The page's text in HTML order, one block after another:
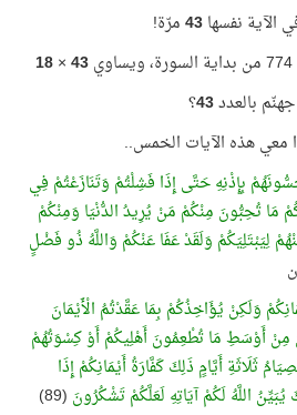
الآية نفسها43مرّة!
43
×
18
بالعدد43؟
معي هذه الآيات الخمس..
بِإِذْنِهِ حَتَّى إِذَا فَشِلْتُمْ وَتَنَازَعْتُمْ فِي
مَا تُحِبُّونَ مِنْكُمْ مَنْ يُرِيدُ الدُّنْيَا وَمِنْكُمْ
لِيَبْتَلِيَكُمْ وَلَقَدْ عَفَا عَنْكُمْ وَاللَّهُ ذُو فَضْلٍ
وَلَكِنْ يُؤَاخِذُكُمْ بِمَا عَقَّدْتُمُ الْأَيْمَانَ
مِنْ أَوْسَطِ مَا تُطْعِمُونَ أَهْلِيكُمْ أَوْ كِسْوَتُهُمْ
ثَلَاثَةِ أَيَّامٍ ذَلِكَ كَفَّارَةُ أَيْمَانِكُمْ إِذَا
اللَّهُ لَكُمْ آيَاتِهِ لَعَلَّكُمْ تَشْكُرُونَ
(89)